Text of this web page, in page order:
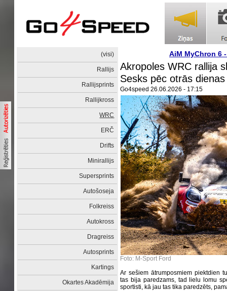
(visi)
Rallijs
Rallijsprints
Rallijkross
WRC
ERČ
Drifts
Minirallijs
Supersprints
Autošoseja
Folkreiss
Autokross
Dragreiss
Autosprints
Kartings
Okartes Akadēmija
AiM MyChron 6
Akropoles WRC rallija
Sesks pēc otrās
Go4speed 26.06.2026 - 17:15
Foto: M-Sport Ford
Ar sešiem ātrumposmiem piektdien
tas bija paredzams, tad lielu lomu
sportisti, kā jau tas tika paredzēts,